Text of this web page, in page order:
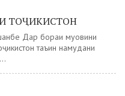
ТОҶИКИСТОН
Дар бораи муовини
таъин намудани